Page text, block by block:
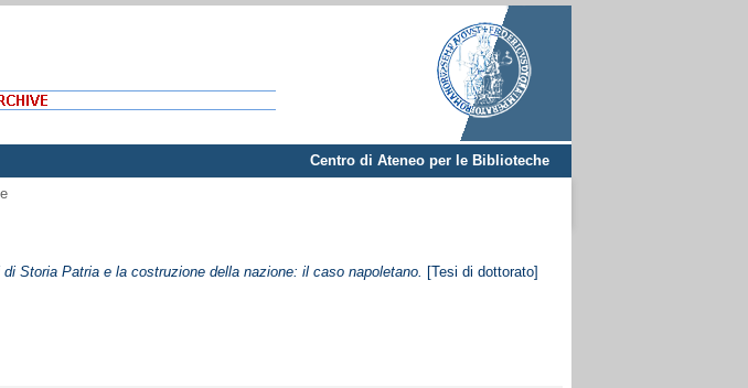
Centro di Ateneo per le Biblioteche
Storia Patria e la costruzione della nazione: il caso napoletano. [Tesi di dottorato]